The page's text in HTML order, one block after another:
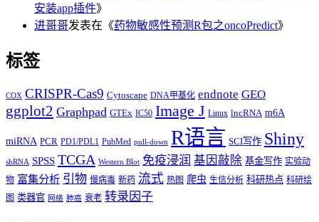
安装app插件》
进哥哥发表在《药物敏感性预测R包之oncoPredict》
标签
COX CRISPR-Cas9 Cytoscape DNA甲基化 endnote GEO
ggplot2 Graphpad GTEx IC50 Image J Linux lncRNA m6A
miRNA PCR PD1/PDL1 PubMed pull-down R语言 SCI写作 Shiny
shRNA SPSS TCGA Western Blot 免疫浸润 基因敲除 基金写作 实验动
物 富集分析 引物 慢病毒 新药 流式 热图 爬虫 生信分析 科研热点 科研绘
图 类器官 网络 肺癌 衰老 转录因子